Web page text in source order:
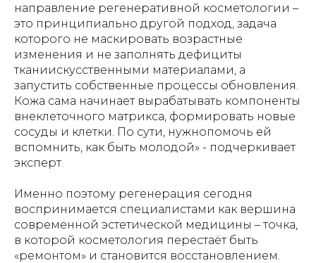
направление регенеративной косметологии –
это принципиально другой подход, задача
которого не маскировать возрастные
изменения и не заполнять дефициты
тканиискусственными материалами, а
запустить собственные процессы обновления.
Кожа сама начинает вырабатывать компоненты
внеклеточного матрикса, формировать новые
сосуды и клетки. По сути, нужнопомочь ей
вспомнить, как быть молодой» - подчеркивает
эксперт.
Именно поэтому регенерация сегодня
воспринимается специалистами как вершина
современной эстетической медицины – точка,
в которой косметология перестаёт быть
«ремонтом» и становится восстановлением.